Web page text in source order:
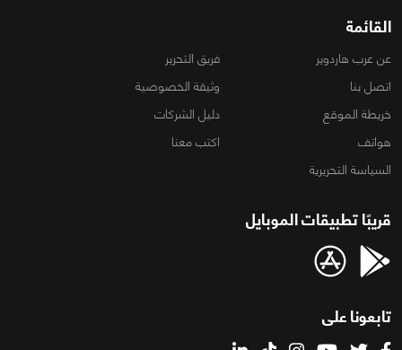
القائمة
عن عرب هاردوير
فريق التحرير
اتصل بنا
وثيقة الخصوصية
خريطة الموقع
دليل الشركات
هواتف
اكتب معنا
السياسة التحريرية
قريبًا تطبيقات الموبايل
تابعونا على